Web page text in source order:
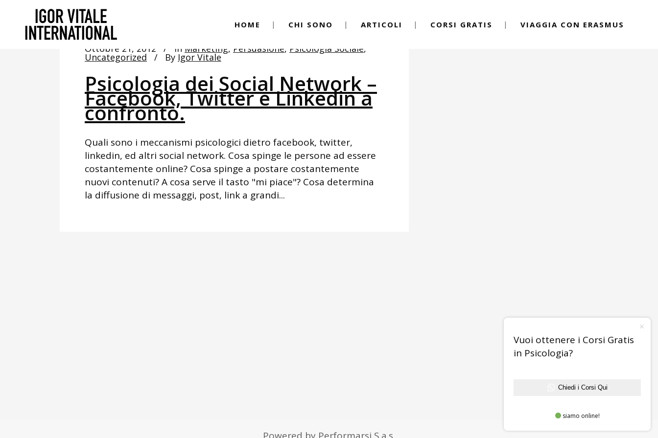
HOME CHI SONO ARTICOLI CORSI GRATIS VIAGGIA CON ERASMUS
Ottobre 21, 2012 In Marketing, Persuasione, Psicologia Sociale,
Uncategorized By Igor Vitale
Psicologia dei Social Network –
Facebook, Twitter e Linkedin a
confronto.
Quali sono i meccanismi psicologici dietro facebook, twitter,
linkedin, ed altri social network. Cosa spinge le persone ad essere
costantemente online? Cosa spinge a postare costantemente
nuovi contenuti? A cosa serve il tasto "mi piace"? Cosa determina
la diffusione di messaggi, post, link a grandi...
Vuoi ottenere i Corsi Gratis
in Psicologia?
Chiedi i Corsi Qui
siamo online!